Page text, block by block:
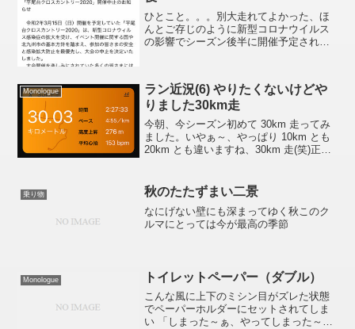
ひとこと。。。別大走れてよかった、ほ
んとご存じのように新型コロナウイルス
の影響でシーズン後半に開催予定されて
エントリーしていた平尾台...
Monologue
ラン近況(6) やりたくないけどや
りました30km走
今朝、今シーズン初めて 30km 走ってみ
ました。いやぁ～、やっぱり 10km とも
20km とも違いますね、30km 走(笑)正直
一発やらないとダメですね...
乗り物 秋のたたずまい二景
なにげない壁にも深まってゆく秋このク
ルマにとっては今が最高の季節
Monologue トイレットペーパー（ダブル）
こんな風に上下のミシン目がズレた状態
でペーパーホルダーにセットされてしま
い 「しまった～ぁ、やってしまった～